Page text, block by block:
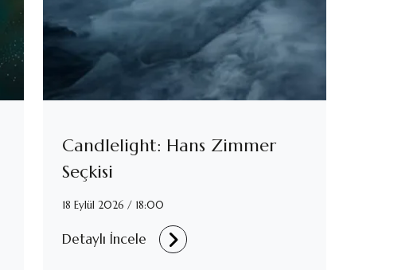
Candlelight: Hans Zimmer
Seçkisi
18 Eylül 2026 / 18:00
Detaylı İncele